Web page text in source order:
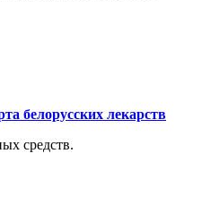
белорусских лекарств
средств.